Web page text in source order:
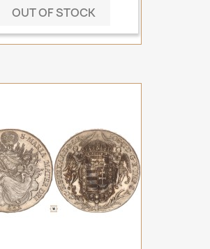
OUT OF STOCK